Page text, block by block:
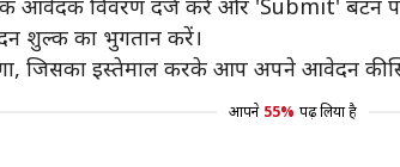
आवेदक विवरण दर्ज करें और 'Submit' बटन
शुल्क का भुगतान करें।
जिसका इस्तेमाल करके आप अपने आवेदन की
आपने 55% पढ़ लिया है